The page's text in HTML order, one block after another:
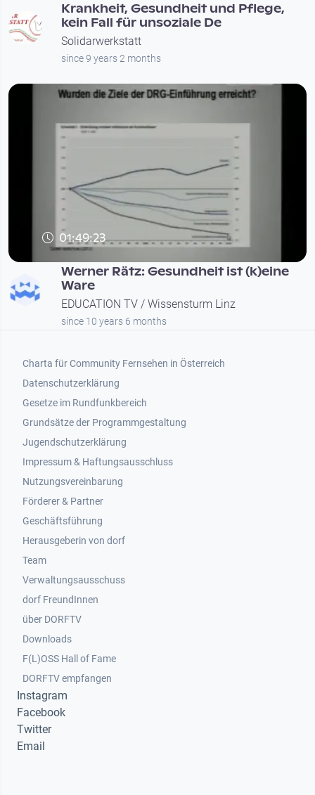
Krankheit, Gesundheit und Pflege,
kein Fall für unsoziale De
Solidarwerkstatt
since 9 years 2 months
01:49:23
Werner Rätz: Gesundheit ist (k)eine
Ware
EDUCATION TV / Wissensturm Linz
since 10 years 6 months
Footer 1
Charta für Community Fernsehen in Österreich
Datenschutzerklärung
Gesetze im Rundfunkbereich
Grundsätze der Programmgestaltung
Jugendschutzerklärung
Impressum & Haftungsausschluss
Nutzungsvereinbarung
Footer 2
Förderer & Partner
Geschäftsführung
Herausgeberin von dorf
Team
Verwaltungsausschuss
dorf FreundInnen
Footer 3
über DORFTV
Downloads
F(L)OSS Hall of Fame
Footer 4
DORFTV empfangen
Instagram
Facebook
Twitter
Email